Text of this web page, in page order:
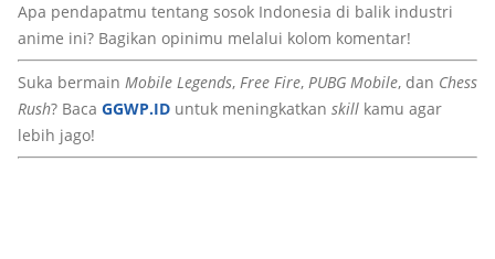
Apa pendapatmu tentang sosok Indonesia di balik industri
anime ini? Bagikan opinimu melalui kolom komentar!
Suka bermain Mobile Legends, Free Fire, PUBG Mobile, dan Chess
Rush? Baca GGWP.ID untuk meningkatkan skill kamu agar
lebih jago!